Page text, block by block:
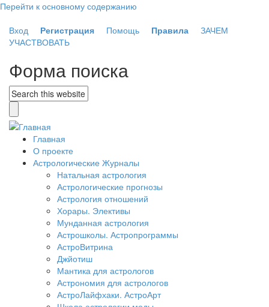
Перейти к основному содержанию
Вход
Регистрация Помощь Правила
ЗАЧЕМ
УЧАСТВОВАТЬ
Форма поиска
Главная
О проекте
Астрологические Журналы
Натальная астрология
Астрологические прогнозы
Астрология отношений
Хорары. Элективы
Мунданная астрология
Астрошколы. Астропрограммы
АстроВитрина
Джйотиш
Мантика для астрологов
Астрономия для астрологов
АстроЛайфхаки. АстроАрт